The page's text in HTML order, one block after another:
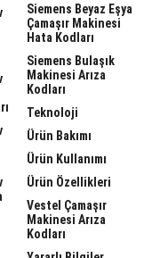
Siemens Beyaz Eşya
Çamaşır Makinesi
Hata Kodları
Siemens Bulaşık
Makinesi Arıza
Kodları
Teknoloji
Ürün Bakımı
Ürün Kullanımı
Ürün Özellikleri
Vestel Çamaşır
Makinesi Arıza
Kodları